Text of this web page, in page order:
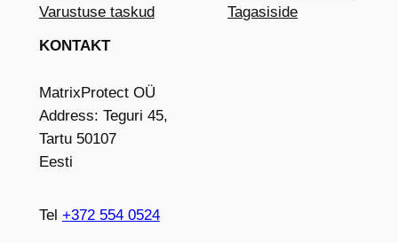
Varustuse taskud
Tagasiside
KONTAKT
MatrixProtect OÜ
Address: Teguri 45,
Tartu 50107
Eesti
Tel +372 554 0524